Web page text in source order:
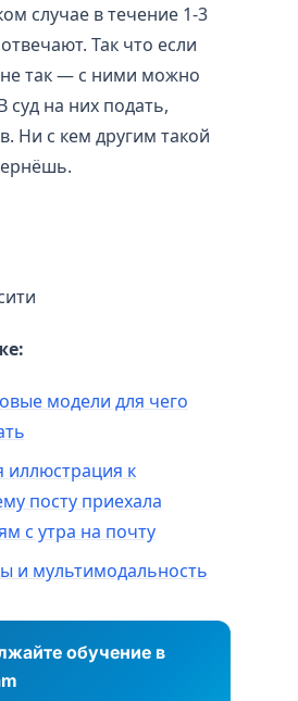
случае в течение 1-3
Так что если
так — с ними можно
суд на них подать,
Ни с кем другим такой
модели для чего
к
посту приехала
с утра на почту
и мультимодальность
обучение в